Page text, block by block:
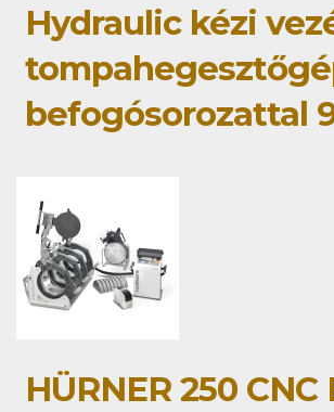
Hydraulic kézi
befogósorozattal
HÜRNER 250 CNC